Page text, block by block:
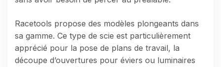
Racetools propose des modèles plongeants dans
sa gamme. Ce type de scie est particulièrement
apprécié pour la pose de plans de travail, la
découpe d’ouvertures pour éviers ou luminaires